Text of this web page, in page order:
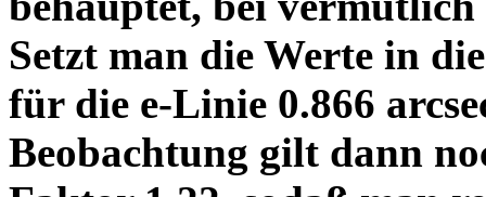
Setzt man die Werte in
für die e-Linie 0.866
Beobachtung gilt dann